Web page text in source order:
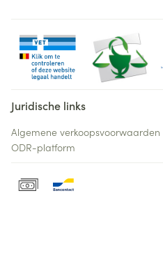
Juridische links
Algemene verkoopsvoorwaarden
ODR-platform